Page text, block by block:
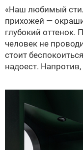
«Наш любимый
прихожей —
глубокий оттенок.
человек не
стоит
надоест.